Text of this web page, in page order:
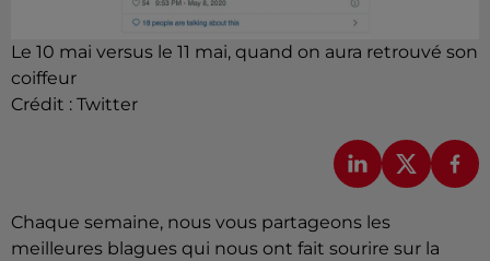
Le 10 mai versus le 11 mai, quand on aura retrouvé son
coiffeur
Crédit : Twitter
Chaque semaine, nous vous partageons les
meilleures blagues qui nous ont fait sourire sur la